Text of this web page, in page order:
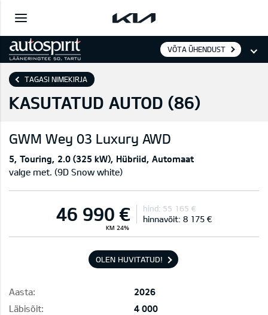
VÕTA ÜHENDUST
TAGASI NIMEKIRJA
KASUTATUD AUTOD (86)
GWM Wey 03 Luxury AWD
5 Touring 2.0 (325 kW) Hübriid Automaat
valge met. (9D Snow white)
46 990 €
KM 24%
hind: 55 165 €
hinnavõit: 8 175 €
OLEN HUVITATUD!
Aasta:
2026
Läbisõit:
4 000